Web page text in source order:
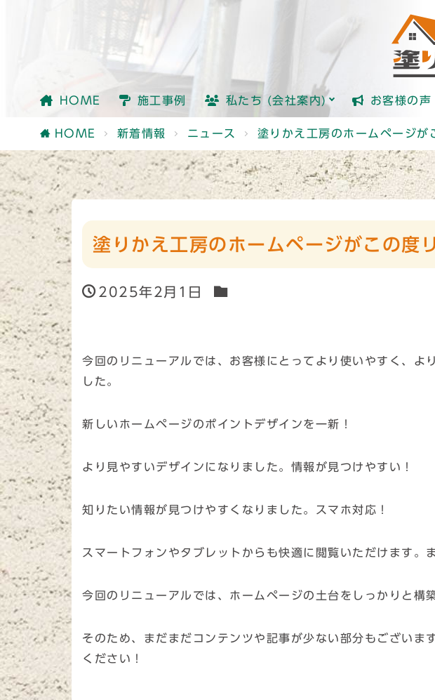
HOME 施工事例 私たち (会社案内)
他社との違い
社員紹介
会社情報
お客様の声
HOME 新着情報 ニュース 塗りかえ工房のホームページが
塗りかえ工房のホームページがこの度
2025年2月1日
今回のリニューアルでは、お客様にとってより使いやすく、
した。
新しいホームページのポイントデザインを一新！
より見やすいデザインになりました。情報が見つけやすい！
知りたい情報が見つけやすくなりました。スマホ対応！
スマートフォンやタブレットからも快適に閲覧いただけます。
今回のリニューアルでは、ホームページの土台をしっかりと構
そのため、まだまだコンテンツや記事が少ない部分もござい
ください！